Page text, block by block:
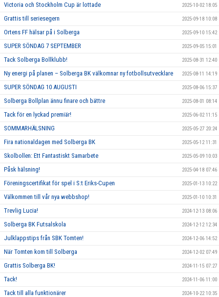
Victoria och Stockholm Cup är lottade 2025-10-02 18:05
Grattis till seriesegern 2025-09-18 10:08
Ortens FF hälsar på i Solberga 2025-09-10 15:42
SUPER SÖNDAG 7 SEPTEMBER 2025-09-05 15:01
Tack Solberga Bollklubb! 2025-08-31 12:40
Ny energi på planen – Solberga BK välkomnar ny fotbollsutvecklare 2025-08-11 14:19
SUPER SÖNDAG 10 AUGUSTI 2025-08-06 15:37
Solberga Bollplan ännu finare och bättre 2025-08-01 08:14
Tack för en lyckad premiär! 2025-06-02 11:15
SOMMARHÄLSNING 2025-05-27 20:24
Fira nationaldagen med Solberga BK 2025-05-12 11:31
Skolbollen: Ett Fantastiskt Samarbete 2025-05-09 10:03
Påsk hälsning! 2025-04-18 07:46
Föreningscertifikat för spel i S:t Eriks-Cupen 2025-01-13 10:22
Välkommen till vår nya webbshop! 2025-01-10 10:31
Trevlig Lucia! 2024-12-13 08:06
Solberga BK Futsalskola 2024-12-12 12:34
Julklappstips från SBK Tomten! 2024-12-06 14:52
När Tomten kom till Solberga 2024-12-02 07:49
Grattis Solberga BK! 2024-11-15 07:27
Tack! 2024-11-06 11:00
Tack till alla funktionärer 2024-10-22 10:35